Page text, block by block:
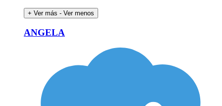
+ Ver más - Ver menos
ANGELA